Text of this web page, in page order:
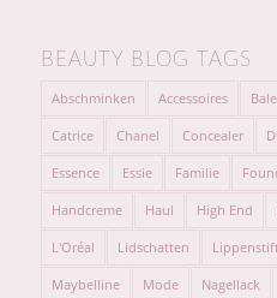
BEAUTY BLOG TAGS
Abschminken Accessoires
Catrice Chanel Concealer
Essence Essie Familie
Handcreme Haul High End
L'Oréal Lidschatten
Maybelline Mode Nagellack